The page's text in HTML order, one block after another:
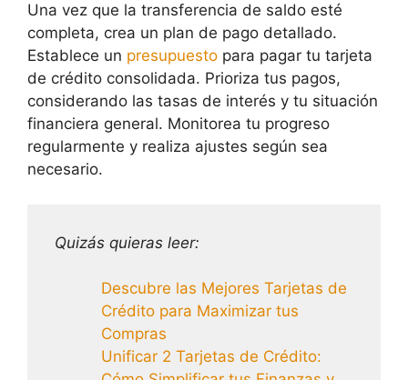
Una vez que la transferencia de saldo esté
completa, crea un plan de pago detallado.
Establece un presupuesto para pagar tu tarjeta
de crédito consolidada. Prioriza tus pagos,
considerando las tasas de interés y tu situación
financiera general. Monitorea tu progreso
regularmente y realiza ajustes según sea
necesario.
Quizás quieras leer:
Descubre las Mejores Tarjetas de
Crédito para Maximizar tus
Compras
Unificar 2 Tarjetas de Crédito: